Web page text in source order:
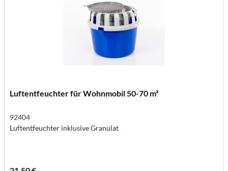
Luftentfeuchter für Wohnmobil 50-70 m³
92404
Luftentfeuchter inklusive Granulat